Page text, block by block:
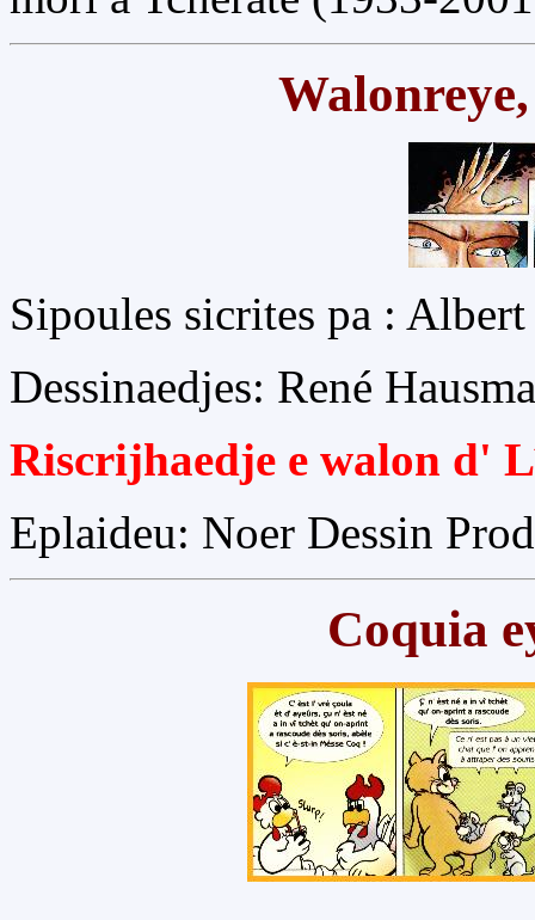
Sipoules sicrites pa :
Dessinaedjes: René
Riscrijhaedje e walon d'
Eplaideu: Noer Dessin
Coquia